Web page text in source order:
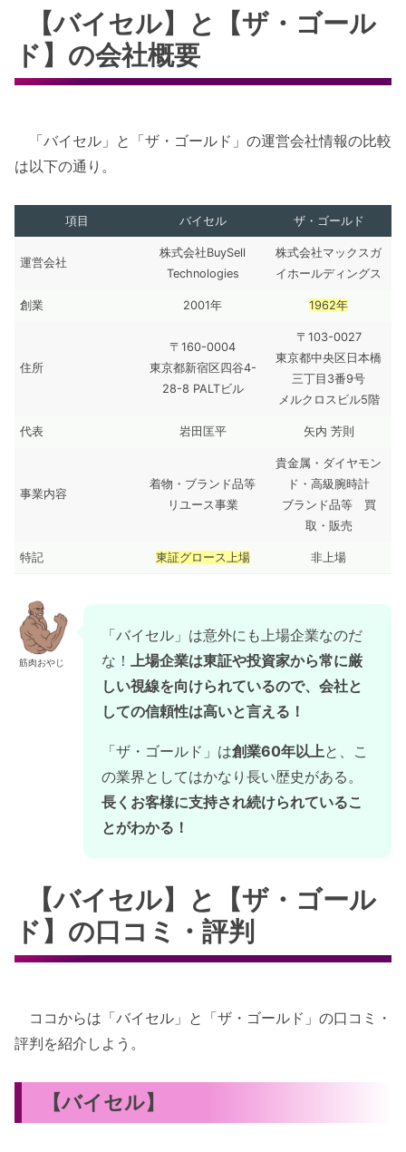
【バイセル】と【ザ・ゴール
ド】の会社概要
「バイセル」と「ザ・ゴールド」の運営会社情報の比較
は以下の通り。
項目 バイセル ザ・ゴールド
運営会社
株式会社BuySell
Technologies
株式会社マックスガ
イホールディングス
創業 2001年 1962年
住所
〒160-0004
東京都新宿区四谷4-
28-8 PALTビル
〒103-0027
東京都中央区日本橋
三丁目3番9号
メルクロスビル5階
代表 岩田匡平 矢内 芳則
事業内容
着物・ブランド品等
リユース事業
貴金属・ダイヤモン
ド・高級腕時計
ブランド品等 買
取・販売
特記 東証グロース上場 非上場
筋肉おやじ
「バイセル」は意外にも上場企業なのだ
な！
上場企業は東証や投資家から常に厳
しい視線を向けられているので、会社と
しての信頼性は高いと言える！
「ザ・ゴールド」は創業60年以上と、こ
の業界としてはかなり長い歴史がある。
長くお客様に支持され続けられているこ
とがわかる！
【バイセル】と【ザ・ゴール
ド】の口コミ・評判
ココからは「バイセル」と「ザ・ゴールド」の口コミ・
評判を紹介しよう。
【バイセル】